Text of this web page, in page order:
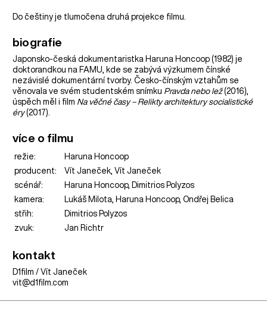
Do češtiny je tlumočena druhá projekce filmu.
biografie
Japonsko-česká dokumentaristka Haruna Honcoop (1982) je
doktorandkou na FAMU, kde se zabývá výzkumem čínské
nezávislé dokumentární tvorby. Česko-čínským vztahům se
věnovala ve svém studentském snímku Pravda nebo lež(2016),
úspěch měl i film Na věčné časy – Relikty architektury socialistické
éry(2017).
více o filmu
režie:
Haruna Honcoop
producent:
Vít Janeček, Vít Janeček
scénář:
Haruna Honcoop, Dimitrios Polyzos
kamera:
Lukáš Milota, Haruna Honcoop, Ondřej Belica
střih:
Dimitrios Polyzos
zvuk:
Jan Richtr
kontakt
D1film / Vít Janeček
vit@d1film.com